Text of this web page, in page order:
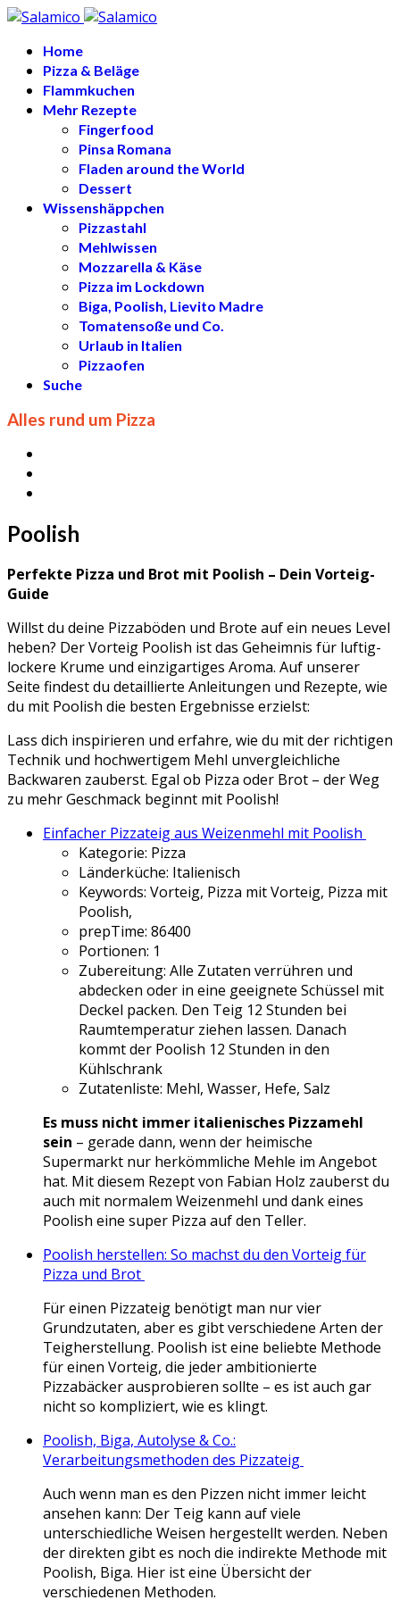
Home
Pizza & Beläge
Flammkuchen
Mehr Rezepte
Fingerfood
Pinsa Romana
Fladen around the World
Dessert
Wissenshäppchen
Pizzastahl
Mehlwissen
Mozzarella & Käse
Pizza im Lockdown
Biga, Poolish, Lievito Madre
Tomatensoße und Co.
Urlaub in Italien
Pizzaofen
Suche
Alles rund um Pizza
Poolish
Perfekte Pizza und Brot mit Poolish – Dein Vorteig-
Guide
Willst du deine Pizzaböden und Brote auf ein neues Level
heben? Der Vorteig Poolish ist das Geheimnis für luftig-
lockere Krume und einzigartiges Aroma. Auf unserer
Seite findest du detaillierte Anleitungen und Rezepte, wie
du mit Poolish die besten Ergebnisse erzielst:
Lass dich inspirieren und erfahre, wie du mit der richtigen
Technik und hochwertigem Mehl unvergleichliche
Backwaren zauberst. Egal ob Pizza oder Brot – der Weg
zu mehr Geschmack beginnt mit Poolish!
Einfacher Pizzateig aus Weizenmehl mit Poolish
Kategorie: Pizza
Länderküche: Italienisch
Keywords: Vorteig, Pizza mit Vorteig, Pizza mit
Poolish,
prepTime: 86400
Portionen: 1
Zubereitung: Alle Zutaten verrühren und
abdecken oder in eine geeignete Schüssel mit
Deckel packen. Den Teig 12 Stunden bei
Raumtemperatur ziehen lassen. Danach
kommt der Poolish 12 Stunden in den
Kühlschrank
Zutatenliste: Mehl, Wasser, Hefe, Salz
Es muss nicht immer italienisches Pizzamehl
sein – gerade dann, wenn der heimische
Supermarkt nur herkömmliche Mehle im Angebot
hat. Mit diesem Rezept von Fabian Holz zauberst du
auch mit normalem Weizenmehl und dank eines
Poolish eine super Pizza auf den Teller.
Poolish herstellen: So machst du den Vorteig für
Pizza und Brot
Für einen Pizzateig benötigt man nur vier
Grundzutaten, aber es gibt verschiedene Arten der
Teigherstellung. Poolish ist eine beliebte Methode
für einen Vorteig, die jeder ambitionierte
Pizzabäcker ausprobieren sollte – es ist auch gar
nicht so kompliziert, wie es klingt.
Poolish, Biga, Autolyse & Co.:
Verarbeitungsmethoden des Pizzateig
Auch wenn man es den Pizzen nicht immer leicht
ansehen kann: Der Teig kann auf viele
unterschiedliche Weisen hergestellt werden. Neben
der direkten gibt es noch die indirekte Methode mit
Poolish, Biga. Hier ist eine Übersicht der
verschiedenen Methoden.